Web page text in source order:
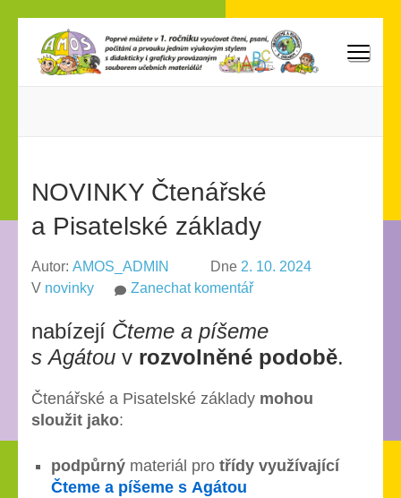
Přeskočit
obsahAMOS
NOVINKY Čtenářské
a Pisatelské základy
Autor: AMOS_ADMIN Dne 2. 10. 2024
V novinky Zanechat komentářna
Čtenářské
a Pisatelské
základy
nabízejí Čteme a píšeme
s Agátou v rozvolněné podobě.
Čtenářské a Pisatelské základy mohou
sloužit jako:
podpůrný materiál pro třídy využívající
Čteme a píšeme s Agátou